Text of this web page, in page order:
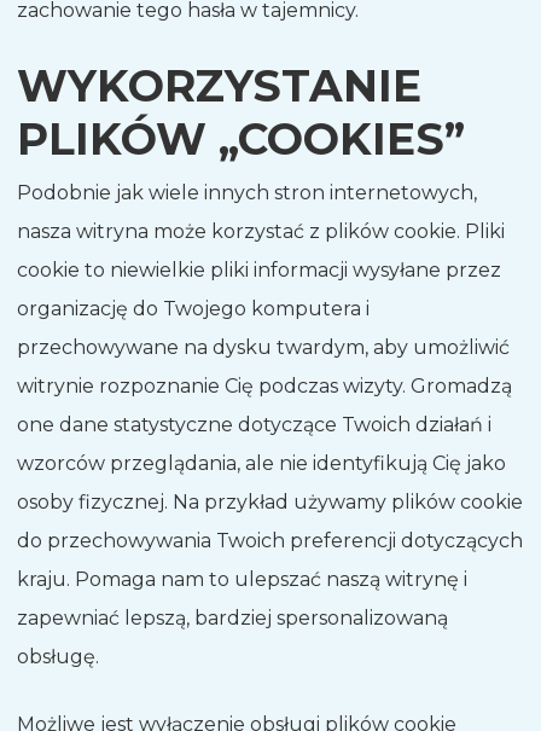
zachowanie tego hasła w tajemnicy.
WYKORZYSTANIE
PLIKÓW „COOKIES”
Podobnie jak wiele innych stron internetowych,
nasza witryna może korzystać z plików cookie. Pliki
cookie to niewielkie pliki informacji wysyłane przez
organizację do Twojego komputera i
przechowywane na dysku twardym, aby umożliwić
witrynie rozpoznanie Cię podczas wizyty. Gromadzą
one dane statystyczne dotyczące Twoich działań i
wzorców przeglądania, ale nie identyfikują Cię jako
osoby fizycznej. Na przykład używamy plików cookie
do przechowywania Twoich preferencji dotyczących
kraju. Pomaga nam to ulepszać naszą witrynę i
zapewniać lepszą, bardziej spersonalizowaną
obsługę.
Możliwe jest wyłączenie obsługi plików cookie